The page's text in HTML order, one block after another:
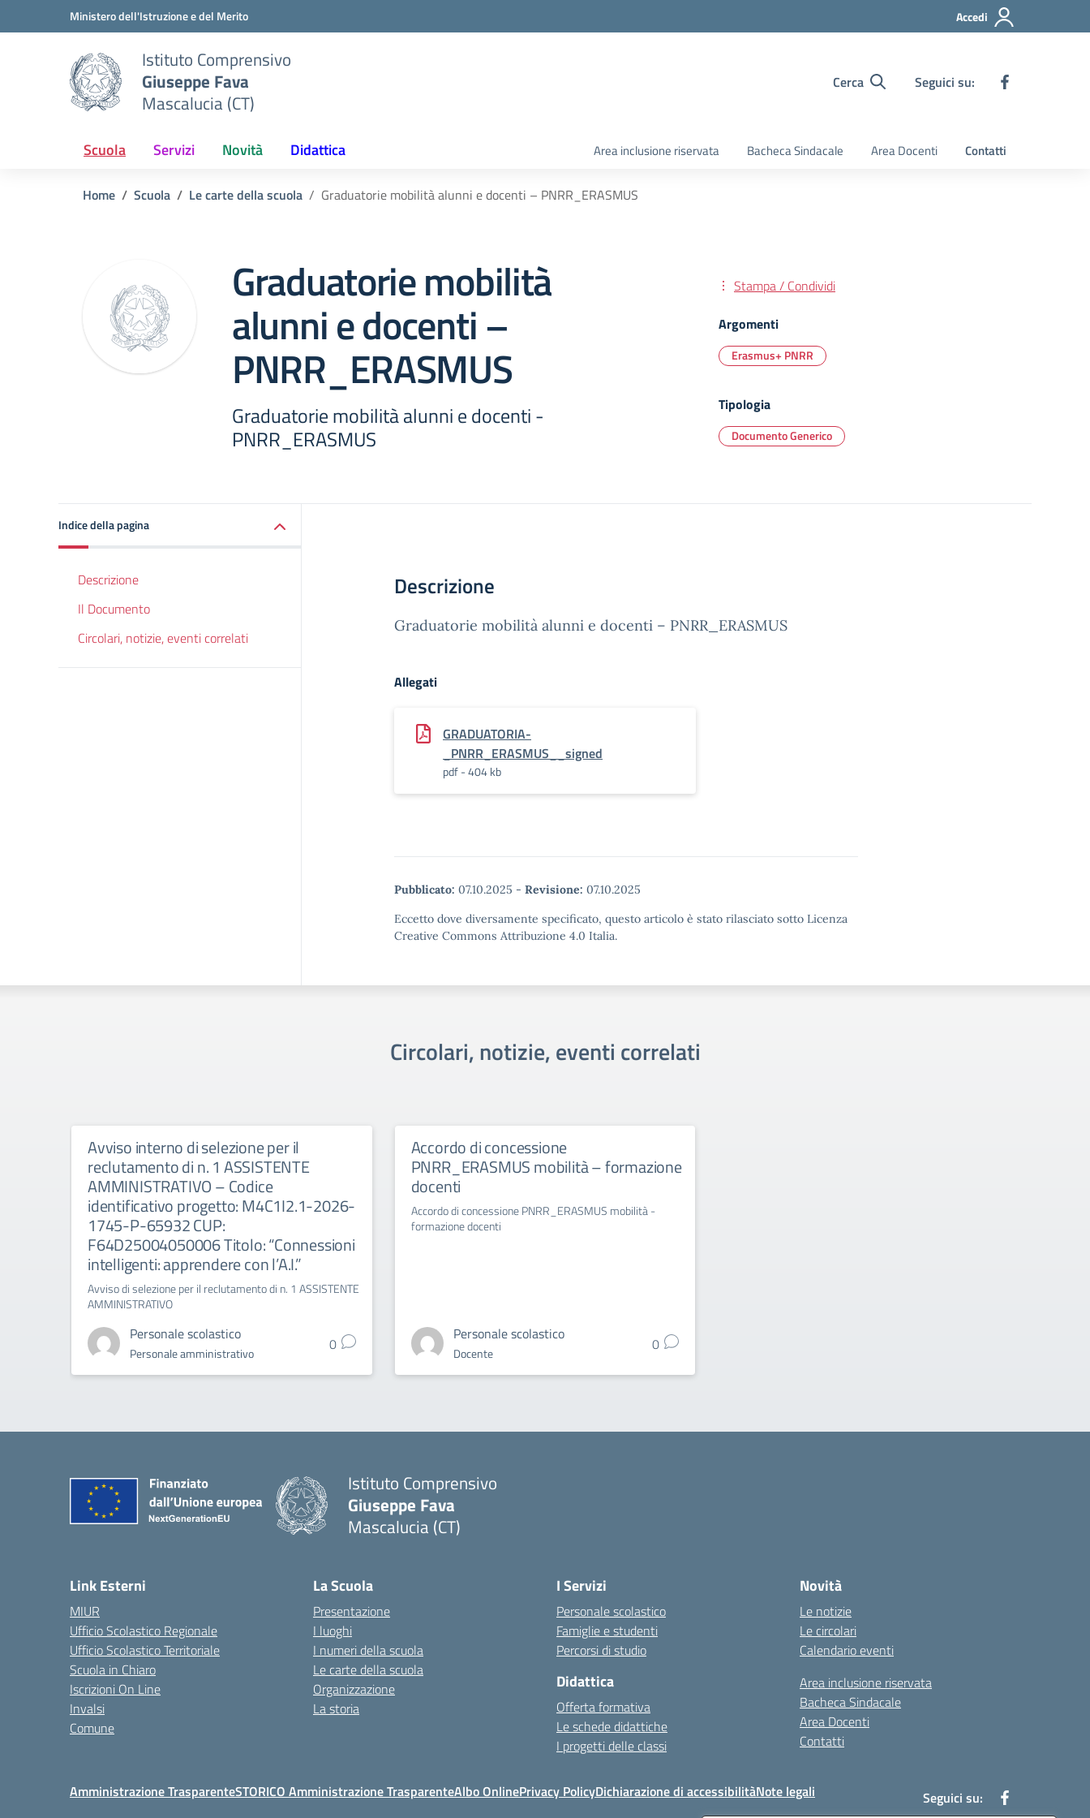
Vai ai contenuti
Vai al menu di navigazioneMinistero dell'Istruzione e del Merito Accedi
Istituto Comprensivo
Giuseppe Fava
Mascalucia (CT)
Cerca Seguici su:
Scuola Servizi Novità Didattica Area inclusione riservata Bacheca Sindacale Area Docenti Contatti
Home Scuola Le carte della scuola Graduatorie mobilità alunni e docenti – PNRR_ERASMUS
Graduatorie mobilità
alunni e docenti –
PNRR_ERASMUS
Graduatorie mobilità alunni e docenti -
PNRR_ERASMUS
Stampa / Condividi
Argomenti
Erasmus+ PNRR
Tipologia
Documento Generico
Indice della pagina
Descrizione
Il Documento
Circolari, notizie, eventi correlati
Descrizione
Graduatorie mobilità alunni e docenti – PNRR_ERASMUS
Allegati
GRADUATORIA-
_PNRR_ERASMUS__signed
pdf - 404 kb
Pubblicato: 07.10.2025 - Revisione: 07.10.2025
Eccetto dove diversamente specificato, questo articolo è stato rilasciato sotto Licenza
Creative Commons Attribuzione 4.0 Italia.
Circolari, notizie, eventi correlati
Avviso interno di selezione per il
reclutamento di n. 1 ASSISTENTE
AMMINISTRATIVO – Codice
identificativo progetto: M4C1I2.1-2026-
1745-P-65932 CUP:
F64D25004050006 Titolo: “Connessioni
intelligenti: apprendere con l’A.I.”
Avviso di selezione per il reclutamento di n. 1 ASSISTENTE
AMMINISTRATIVO
Personale scolastico
Personale amministrativo 0
Accordo di concessione
PNRR_ERASMUS mobilità – formazione
docenti
Accordo di concessione PNRR_ERASMUS mobilità -
formazione docenti
Personale scolastico
Docente 0
Istituto Comprensivo
Giuseppe Fava
Mascalucia (CT)
Link Esterni
MIUR
Ufficio Scolastico Regionale
Ufficio Scolastico Territoriale
Scuola in Chiaro
Iscrizioni On Line
Invalsi
Comune
La Scuola
Presentazione
I luoghi
I numeri della scuola
Le carte della scuola
Organizzazione
La storia
I Servizi
Personale scolastico
Famiglie e studenti
Percorsi di studio
Didattica
Offerta formativa
Le schede didattiche
I progetti delle classi
Novità
Le notizie
Le circolari
Calendario eventi
Area inclusione riservata
Bacheca Sindacale
Area Docenti
Contatti
Amministrazione TrasparenteSTORICO Amministrazione TrasparenteAlbo OnlinePrivacy PolicyDichiarazione di accessibilitàNote legali Seguici su: